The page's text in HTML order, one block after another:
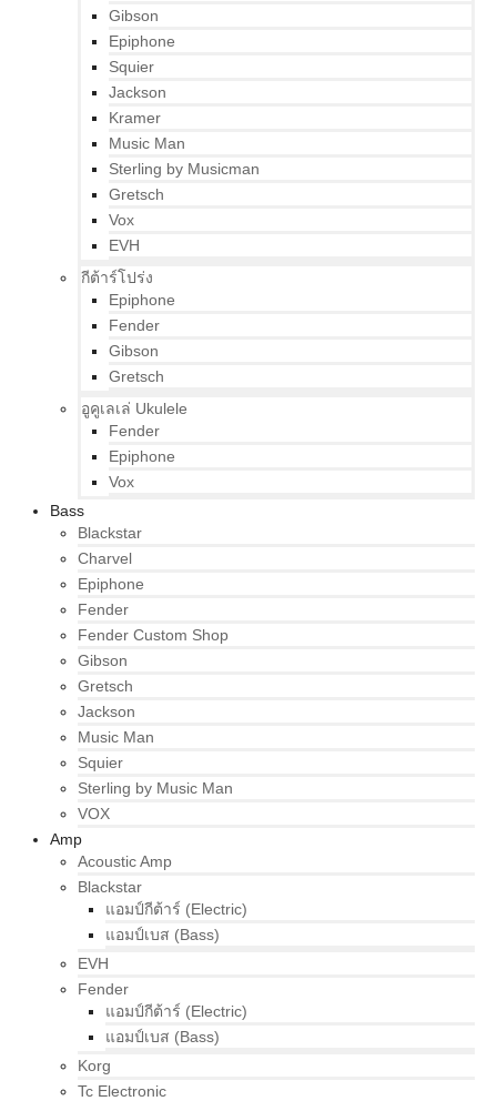
Gibson
Epiphone
Squier
Jackson
Kramer
Music Man
Sterling by Musicman
Gretsch
Vox
EVH
กีต้าร์โปร่ง
Epiphone
Fender
Gibson
Gretsch
อูคูเลเล่ Ukulele
Fender
Epiphone
Vox
Bass
Blackstar
Charvel
Epiphone
Fender
Fender Custom Shop
Gibson
Gretsch
Jackson
Music Man
Squier
Sterling by Music Man
VOX
Amp
Acoustic Amp
Blackstar
แอมป์กีต้าร์ (Electric)
แอมป์เบส (Bass)
EVH
Fender
แอมป์กีต้าร์ (Electric)
แอมป์เบส (Bass)
Korg
Tc Electronic